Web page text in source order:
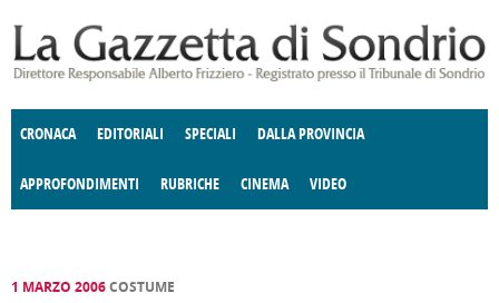
CRONACA EDITORIALI SPECIALI DALLA PROVINCIA
APPROFONDIMENTI
E SPETTACOLI POLITICA
RUBRICHE
DELLE IDEE FATTI DELLO SPIRITO
CINEMA VIDEO
1 MARZO 2006COSTUME